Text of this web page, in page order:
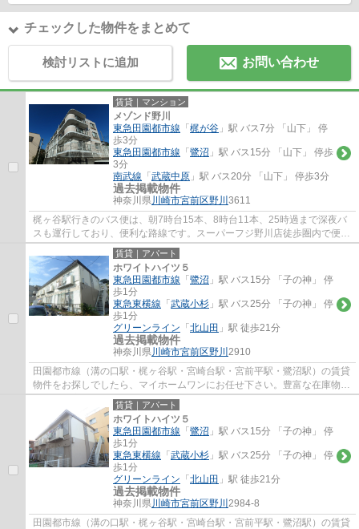
チェックした物件をまとめて
検討リストに追加 お問い合わせ
賃貸｜マンション
メゾンド野川
東急田園都市線 「 梶が谷 」駅 バス7分 「山下」 停
歩3分
東急田園都市線 「 鷺沼 」駅 バス15分 「山下」 停歩
3分
南武線 「 武蔵中原 」駅 バス20分 「山下」 停歩3分
過去掲載物件
神奈川県川崎市宮前区野川 3611
梶ヶ谷駅行きのバス便は、朝7時台15本、8時台11本、25時過まで深夜バ
スも運行しており、便利な路線です。スーパーフジ野川店徒歩圏内で便利
です。お車ですと、センター北、センター南...
賃貸｜アパート
ホワイトハイツ５
東急田園都市線 「 鷺沼 」駅 バス15分 「子の神」 停
歩1分
東急東横線 「 武蔵小杉 」駅 バス25分 「子の神」 停
歩1分
グリーンライン 「 北山田 」駅 徒歩21分
過去掲載物件
神奈川県川崎市宮前区野川 2910
田園都市線（溝の口駅・梶ヶ谷駅・宮崎台駅・宮前平駅・鷺沼駅）の賃貸
物件をお探しでしたら、マイホームワンにお任せ下さい。豊富な在庫物件
から、お客様のご要望に合うお部屋をご提...
賃貸｜アパート
ホワイトハイツ５
東急田園都市線 「 鷺沼 」駅 バス15分 「子の神」 停
歩1分
東急東横線 「 武蔵小杉 」駅 バス25分 「子の神」 停
歩1分
グリーンライン 「 北山田 」駅 徒歩21分
過去掲載物件
神奈川県川崎市宮前区野川 2984-8
田園都市線（溝の口駅・梶ヶ谷駅・宮崎台駅・宮前平駅・鷺沼駅）の賃貸